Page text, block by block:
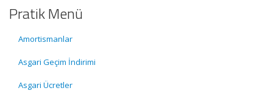
Pratik Menü
Amortismanlar
Asgari Geçim İndirimi
Asgari Ücretler